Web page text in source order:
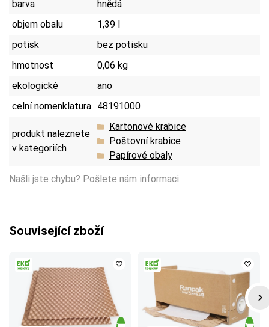
barva
hnědá
objem obalu
1,39 l
potisk
bez potisku
hmotnost
0,06 kg
ekologické
ano
celní nomenklatura 48191000
produkt naleznete
v kategoriích
Kartonové krabice
Poštovní krabice
Papírové obaly
Našli jste chybu? Pošlete nám informaci.
Související zboží